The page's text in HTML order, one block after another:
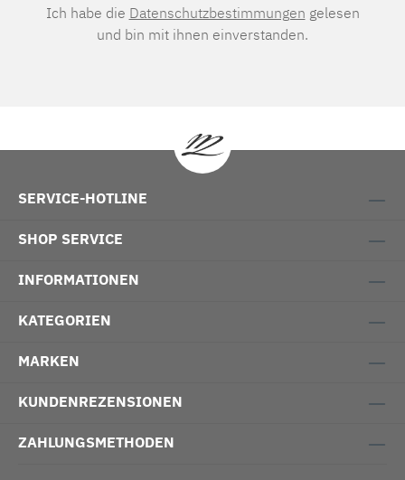
Ich habe die Datenschutzbestimmungen gelesen
und bin mit ihnen einverstanden.
SERVICE-HOTLINE
SHOP SERVICE
INFORMATIONEN
KATEGORIEN
MARKEN
KUNDENREZENSIONEN
ZAHLUNGSMETHODEN